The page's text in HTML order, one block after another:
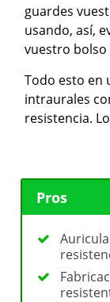
guardes
usando, así,
vuestro bolso
Todo esto en
intraurales
resistencia.
Pros